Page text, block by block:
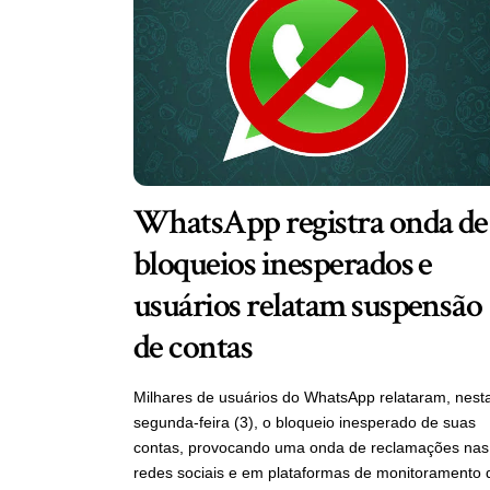
WhatsApp registra onda de
bloqueios inesperados e
usuários relatam suspensão
de contas
Milhares de usuários do WhatsApp relataram,
segunda-feira (3), o bloqueio inesperado de suas
contas, provocando uma onda de reclamações nas
redes sociais e em plataformas de monitoramento